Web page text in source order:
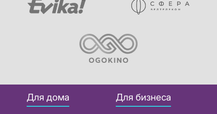
Для дома Для бизнеса